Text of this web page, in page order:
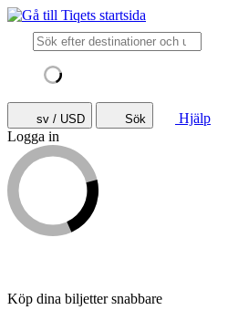
sv / USD Sök
Hjälp
Logga in
Köp dina biljetter snabbare